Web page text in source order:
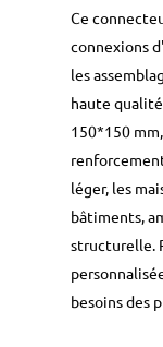
Ce
connexions
les
haute
150*150
léger, les
bâtiments,
structurelle.
besoins des